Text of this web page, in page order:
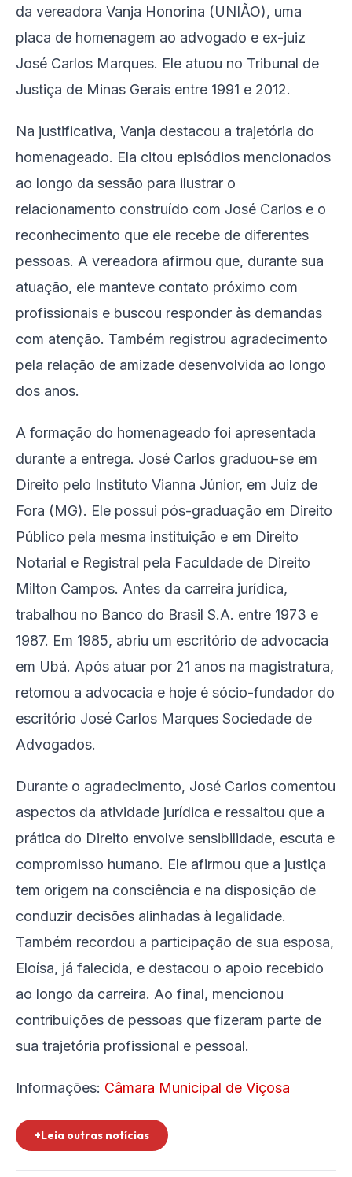
da vereadora Vanja Honorina (UNIÃO), uma
placa de homenagem ao advogado e ex-juiz
José Carlos Marques. Ele atuou no Tribunal de
Justiça de Minas Gerais entre 1991 e 2012.
Na justificativa, Vanja destacou a trajetória do
homenageado. Ela citou episódios mencionados
ao longo da sessão para ilustrar o
relacionamento construído com José Carlos e o
reconhecimento que ele recebe de diferentes
pessoas. A vereadora afirmou que, durante sua
atuação, ele manteve contato próximo com
profissionais e buscou responder às demandas
com atenção. Também registrou agradecimento
pela relação de amizade desenvolvida ao longo
dos anos.
A formação do homenageado foi apresentada
durante a entrega. José Carlos graduou-se em
Direito pelo Instituto Vianna Júnior, em Juiz de
Fora (MG). Ele possui pós-graduação em Direito
Público pela mesma instituição e em Direito
Notarial e Registral pela Faculdade de Direito
Milton Campos. Antes da carreira jurídica,
trabalhou no Banco do Brasil S.A. entre 1973 e
1987. Em 1985, abriu um escritório de advocacia
em Ubá. Após atuar por 21 anos na magistratura,
retomou a advocacia e hoje é sócio-fundador do
escritório José Carlos Marques Sociedade de
Advogados.
Durante o agradecimento, José Carlos comentou
aspectos da atividade jurídica e ressaltou que a
prática do Direito envolve sensibilidade, escuta e
compromisso humano. Ele afirmou que a justiça
tem origem na consciência e na disposição de
conduzir decisões alinhadas à legalidade.
Também recordou a participação de sua esposa,
Eloísa, já falecida, e destacou o apoio recebido
ao longo da carreira. Ao final, mencionou
contribuições de pessoas que fizeram parte de
sua trajetória profissional e pessoal.
Informações: Câmara Municipal de Viçosa
+Leia outras notícias